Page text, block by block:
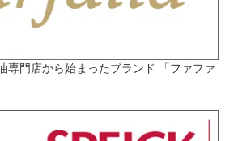
専門店から始まったブランド 「ファファ